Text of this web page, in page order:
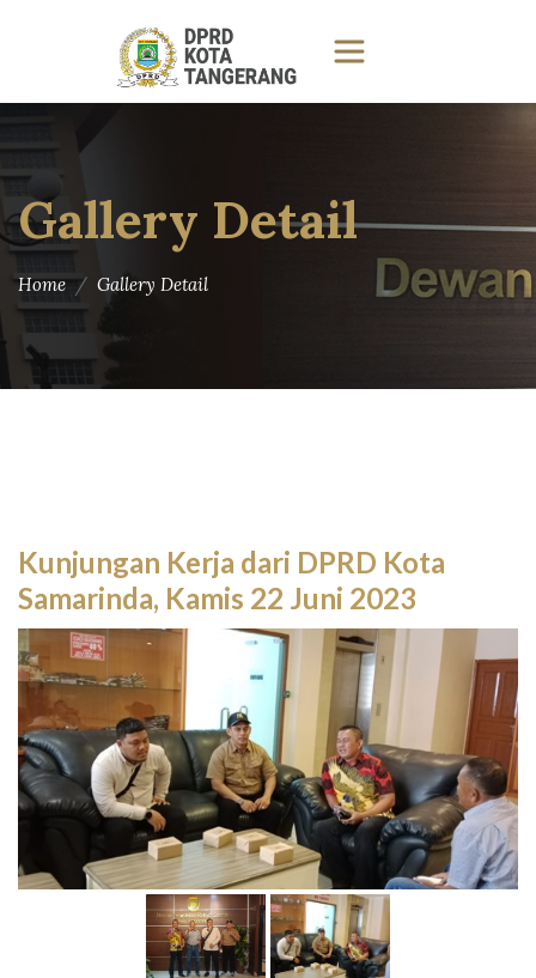
Gallery Detail
Home Gallery Detail
Kunjungan Kerja dari DPRD Kota
Samarinda, Kamis 22 Juni 2023